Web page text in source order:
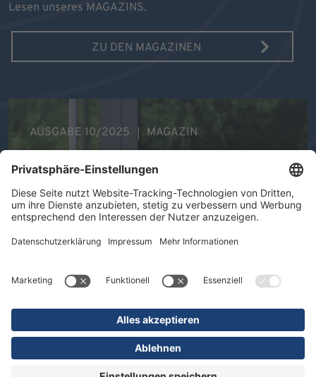
Lesen unseres MAGAZINS.
ZU DEN MAGAZINEN
AUSGABE 10/2025 MAGAZIN